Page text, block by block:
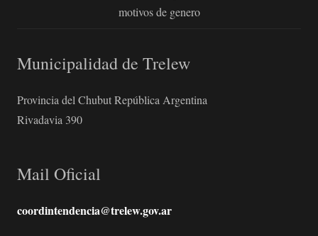
motivos de genero
Municipalidad de Trelew
Provincia del Chubut República Argentina
Rivadavia 390
Mail Oficial
coordintendencia@trelew.gov.ar